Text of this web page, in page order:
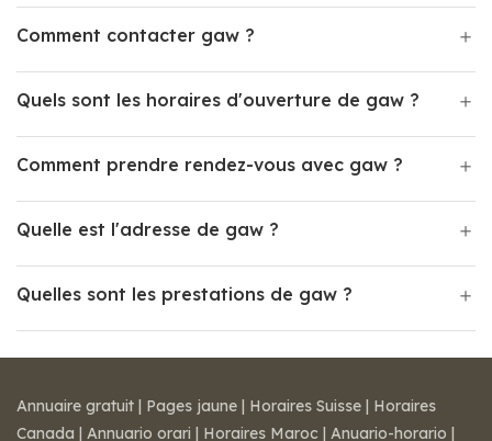
Comment contacter gaw ?
Quels sont les horaires d'ouverture de gaw ?
Comment prendre rendez-vous avec gaw ?
Quelle est l'adresse de gaw ?
Quelles sont les prestations de gaw ?
Annuaire gratuit | Pages jaune | Horaires Suisse | Horaires
Canada | Annuario orari | Horaires Maroc | Anuario-horario |